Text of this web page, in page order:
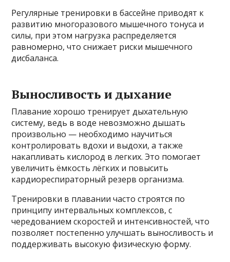
Регулярные тренировки в бассейне приводят к
развитию многоразового мышечного тонуса и
силы, при этом нагрузка распределяется
равномерно, что снижает риски мышечного
дисбаланса.
Выносливость и дыхание
Плавание хорошо тренирует дыхательную
систему, ведь в воде невозможно дышать
произвольно — необходимо научиться
контролировать вдохи и выдохи, а также
накапливать кислород в легких. Это помогает
увеличить ёмкость лёгких и повысить
кардиореспираторный резерв организма.
Тренировки в плавании часто строятся по
принципу интервальных комплексов, с
чередованием скоростей и интенсивностей, что
позволяет постепенно улучшать выносливость и
поддерживать высокую физическую форму.